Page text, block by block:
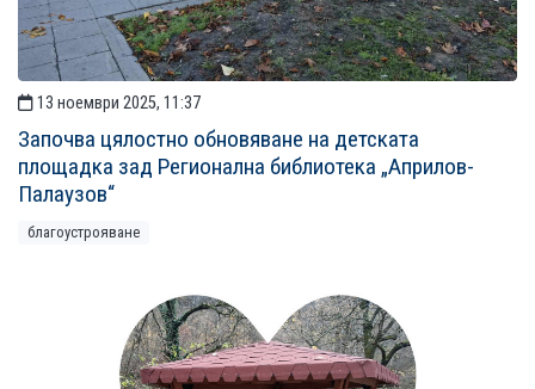
13 ноември 2025, 11:37
Започва цялостно обновяване на детската
площадка зад Регионална библиотека „Априлов-
Палаузов“
благоустрояване